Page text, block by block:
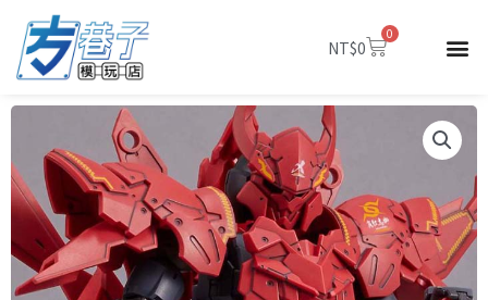
NT$0
0
購